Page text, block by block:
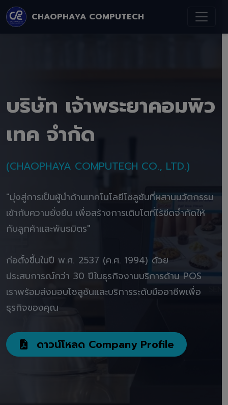
CHAOPHAYA COMPUTECH
บริษัท เจ้าพระยาคอมพิว
เทค จำกัด
(CHAOPHAYA COMPUTECH CO., LTD.)
"มุ่งสู่การเป็นผู้นำด้านเทคโนโลยีโซลูชันที่ผสานนวัตกรรม
เข้ากับความยั่งยืน เพื่อสร้างการเติบโตที่ไร้ขีดจำกัดให้
กับลูกค้าและพันธมิตร"
ก่อตั้งขึ้นในปี พ.ศ. 2537 (ค.ศ. 1994) ด้วย
ประสบการณ์กว่า 30 ปีในธุรกิจงานบริการด้าน POS
เราพร้อมส่งมอบโซลูชันและบริการระดับมืออาชีพเพื่อ
ธุรกิจของคุณ
ดาวน์โหลด Company Profile